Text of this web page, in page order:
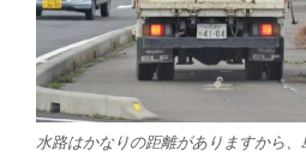
水路はかなりの距離がありますから